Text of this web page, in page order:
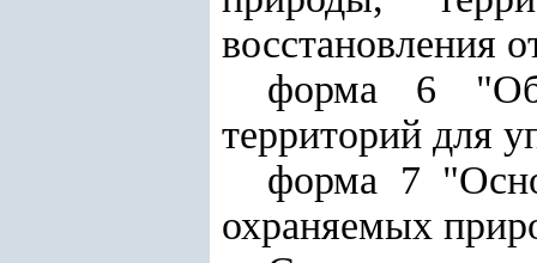
восстановления
форма 6
территорий для
форма 7
охраняемых